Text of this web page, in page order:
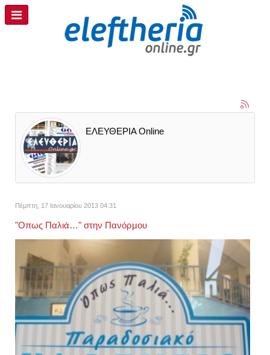
ΕΛΕΥΘΕΡΙΑ Online
Πέμπτη, 17 Ιανουαρίου 2013 04:31
"Οπως Παλιά…" στην Πανόρμου